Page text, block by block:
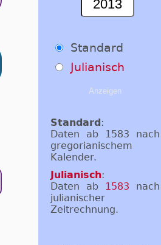
Standard
Julianisch
Standard:
Daten ab 1583 nach
gregorianischem
Kalender.
Julianisch:
Daten ab 1583 nach
julianischer
Zeitrechnung.